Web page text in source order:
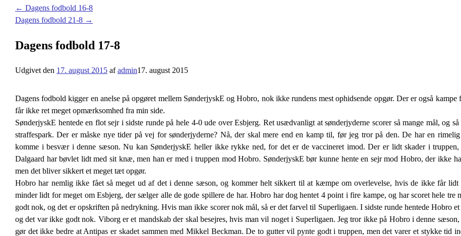
← Dagens fodbold 16-8
Dagens fodbold 21-8 →
Dagens fodbold 17-8
Udgivet den 17. august 2015 afadmin17. august 2015
Dagens fodbold kigger en anelse på opgøret mellem SønderjyskE og Hobro, nok ikke rundens mest ophidsende opgør. Der er også kampe
får ikke ret meget opmærksomhed fra min side.
SønderjyskE hentede en flot sejr i sidste runde på hele 4-0 ude over Esbjerg. Ret usædvanligt at sønderjyderne scorer så mange mål, og
straffespark. Der er måske nye tider på vej for sønderjyderne? Nå, der skal mere end en kamp til, før jeg tror på den. De har en
komme i besvær i denne sæson. Nu kan SønderjyskE heller ikke rykke ned, for det er de vaccineret imod. Der er lidt skader i
Dalgaard har bøvlet lidt med sit knæ, men han er med i truppen mod Hobro. SønderjyskE bør kunne hente en sejr mod Hobro, der ikke
men det bliver sikkert et meget tæt opgør.
Hobro har nemlig ikke fået så meget ud af det i denne sæson, og kommer helt sikkert til at kæmpe om overlevelse, hvis de ikke får
minder lidt for meget om Esbjerg, der sælger alle de gode spillere de har. Hobro har dog hentet 4 point i fire kampe, og har scoret hele tre
godt nok, og det er opskriften på nedrykning. Hvis man ikke scorer nok mål, så er det farvel til Superligaen. I sidste runde hentede Hobro
og det var ikke godt nok. Viborg er et mandskab der skal besejres, hvis man vil noget i Superligaen. Jeg tror ikke på Hobro i denne
gør det ikke bedre at Antipas er skadet sammen med Mikkel Beckman. De to gutter vil pynte godt i truppen, men det varer et stykke tid